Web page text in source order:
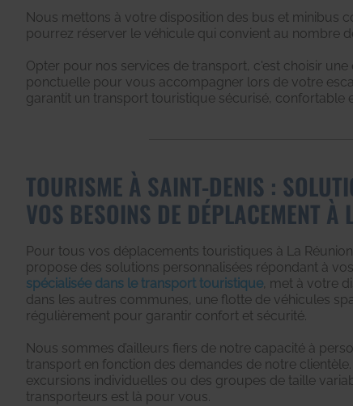
Nous mettons à votre disposition des bus et minibus
pourrez réserver le véhicule qui convient au nombre
Opter pour nos services de transport, c'est choisir une
ponctuelle pour vous accompagner lors de votre
garantit un transport touristique sécurisé, confortable
TOURISME À SAINT-DENIS :
VOS BESOINS DE DÉPLACEMENT À
Pour tous vos déplacements touristiques à La
propose des solutions personnalisées répondant à
spécialisée dans le transport touristique, met à votre
dans les autres communes, une flotte de véhicules
régulièrement pour garantir confort et sécurité.
Nous sommes d’ailleurs fiers de notre capacité à
transport en fonction des demandes de notre
excursions individuelles ou des groupes de taille
transporteurs est là pour vous.